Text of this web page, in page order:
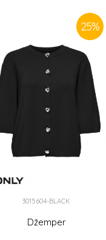
25%
3015604-BLACK
Džemper